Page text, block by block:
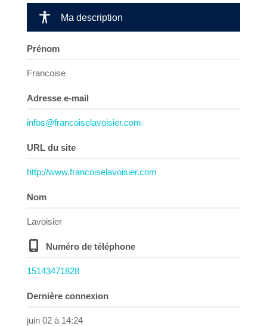
Ma description
Prénom
Francoise
Adresse e-mail
infos@francoiselavoisier.com
URL du site
http://www.francoiselavoisier.com
Nom
Lavoisier
Numéro de téléphone
15143471828
Dernière connexion
juin 02 à 14:24